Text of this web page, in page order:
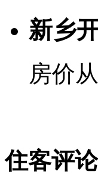
新乡
房价
住客评论